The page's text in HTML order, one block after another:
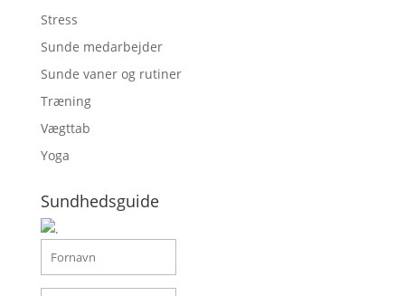
Stress
Sunde medarbejder
Sunde vaner og rutiner
Træning
Vægttab
Yoga
Sundhedsguide